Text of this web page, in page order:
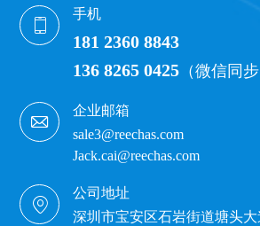
手机
181 2360 8843
136 8265 0425 （微信同步
企业邮箱
sale3@reechas.com
Jack.cai@reechas.com
公司地址
深圳市宝安区石岩街道塘头大